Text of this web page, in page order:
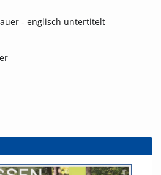
- englisch untertitelt